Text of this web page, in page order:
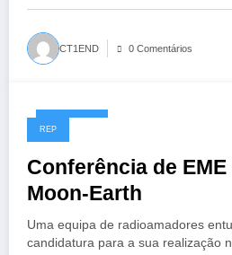
CT1END 0 Comentários
13/07/2026
REP
Conferência de
Moon-Earth
Uma equipa de radioamadores
candidatura para a sua realização